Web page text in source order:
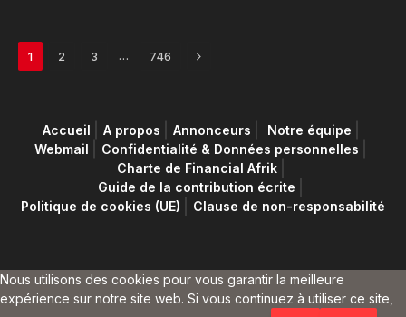
1 2 3 … 746 Next
Accueil A propos Annonceurs
Notre équipe
Webmail
Confidentialité & Données personnelles
Charte de Financial Afrik
Guide de la contribution écrite
Politique de cookies (UE)
Clause de non-responsabilité
Nous utilisons des cookies pour vous garantir la meilleure
expérience sur notre site web. Si vous continuez à utiliser ce site,